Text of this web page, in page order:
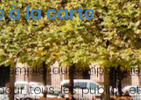
à la carte
du temps. Que
tous les publics et